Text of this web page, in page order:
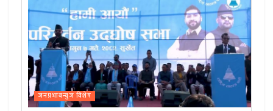
जनप्रभाबन्युज विशेष